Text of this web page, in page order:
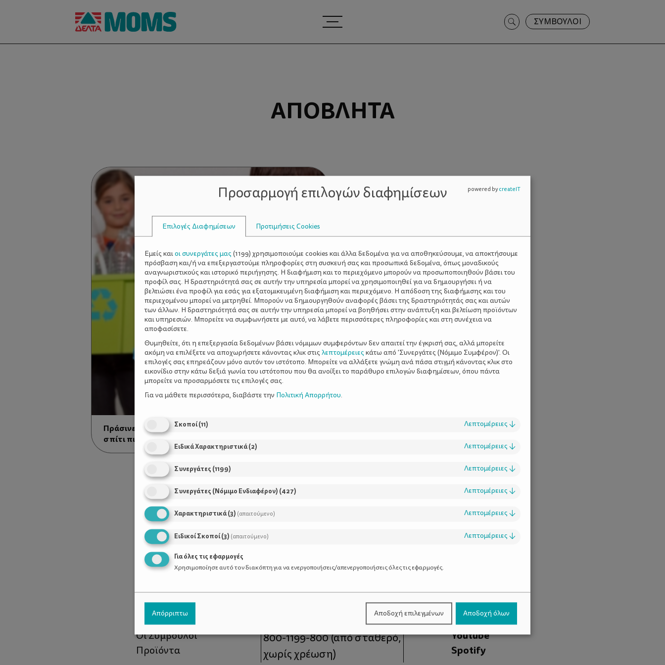
Search
for:
ΣΥΜΒΟΥΛΟΙ
ΑΠΌΒΛΗΤΑ
Πράσινες οικογένειες: Απλές κινήσεις για ένα
σπίτι πιο οικολογικό
Χρήσιμοι Σύνδεσμοι
Τι είναι το ΔΕΛΤΑ moms
Οι Σύμβουλοι
Προϊόντα
Τηλέφωνο Επικοινωνίας:
800-1199-800(από σταθερό,
χωρίς χρέωση)
Facebook
Instagram
Youtube
Spotify
Προσαρμογή επιλογών διαφημίσεων
Επιλογές Διαφημίσεων Προτιμήσεις Cookies
Εμείς καιοι συνεργάτες μας (1199) χρησιμοποιούμε cookies και άλλα δεδομένα για να αποθηκεύσουμε, να αποκτήσουμε
πρόσβαση και/ή να επεξεργαστούμε πληροφορίες στη συσκευή σας και προσωπικά δεδομένα, όπως μοναδικούς
αναγνωριστικούς και ιστορικό περιήγησης. Η διαφήμιση και το περιεχόμενο μπορούν να προσωποποιηθούν βάσει του
προφίλ σας. Η δραστηριότητά σας σε αυτήν την υπηρεσία μπορεί να χρησιμοποιηθεί για να δημιουργήσει ή να
βελτιώσει ένα προφίλ για εσάς για εξατομικευμένη διαφήμιση και περιεχόμενο. Η απόδοση της διαφήμισης και του
περιεχομένου μπορεί να μετρηθεί. Μπορούν να δημιουργηθούν αναφορές βάσει της δραστηριότητάς σας και αυτών
των άλλων. Η δραστηριότητά σας σε αυτήν την υπηρεσία μπορεί να βοηθήσει στην ανάπτυξη και βελτίωση προϊόντων
και υπηρεσιών. Μπορείτε να συμφωνήσετε με αυτό, να λάβετε περισσότερες πληροφορίες και στη συνέχεια να
αποφασίσετε.
Θυμηθείτε, ότι η επεξεργασία δεδομένων βάσει νόμιμων συμφερόντων δεν απαιτεί την έγκρισή σας, αλλά μπορείτε
ακόμη να επιλέξετε να αποχωρήσετε κάνοντας κλικ στις λεπτομέρειες κάτω από 'Συνεργάτες (Νόμιμο Συμφέρον)'. Οι
επιλογές σας επηρεάζουν μόνο αυτόν τον ιστότοπο. Μπορείτε να αλλάξετε γνώμη ανά πάσα στιγμή κάνοντας κλικ στο
εικονίδιο στην κάτω δεξιά γωνία του ιστότοπου που θα ανοίξει το παράθυρο επιλογών διαφημίσεων, όπου πάντα
μπορείτε να προσαρμόσετε τις επιλογές σας.
Για να μάθετε περισσότερα, διαβάστε την Πολιτική Απορρήτου.
Σκοποί(11) Λεπτομέρειες ↓
Ειδικά Χαρακτηριστικά(2) Λεπτομέρειες ↓
Συνεργάτες (1199) Λεπτομέρειες ↓
Συνεργάτες (Νόμιμο Ενδιαφέρον) (427) Λεπτομέρειες ↓
Χαρακτηριστικά(3) (απαιτούμενο) Λεπτομέρειες ↓
Ειδικοί Σκοποί(3) (απαιτούμενο) Λεπτομέρειες ↓
Για όλες τις εφαρμογές
Χρησιμοποίησε αυτό τον διακόπτη για να ενεργοποιήσεις/απενεργοποιήσεις όλες τις εφαρμογές.
Απόρριπτω Αποδοχή επιλεγμένων Αποδοχή όλων
powered bycreateIT